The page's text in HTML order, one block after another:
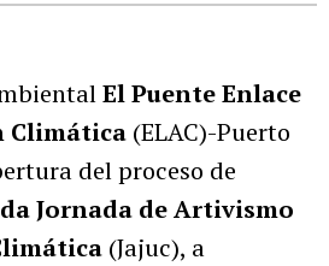
El Puente Enlace
Climática (ELAC)-Puerto
del proceso de
Jornada de Artivismo
(Jajuc), a